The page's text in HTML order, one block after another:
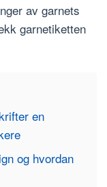
av garnets
garnetiketten
en
og hvordan